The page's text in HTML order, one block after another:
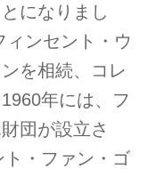
になりまし
ンセント・ウ
を相続、コレ
年には、フ
団が設立さ
・ファン・ゴ